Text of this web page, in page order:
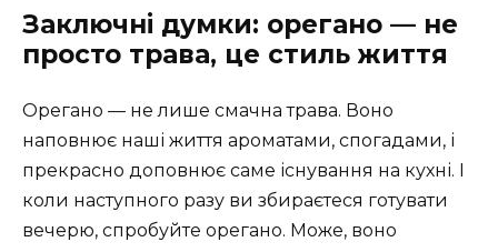
Заключні думки: орегано — не
просто трава, це стиль життя
Орегано — не лише смачна трава. Воно
наповнює наші життя ароматами, спогадами, і
прекрасно доповнює саме існування на кухні. І
коли наступного разу ви збираєтеся готувати
вечерю, спробуйте орегано. Може, воно